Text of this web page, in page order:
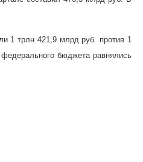
1 трлн 421,9 млрд руб. против 1
бюджета равнялись